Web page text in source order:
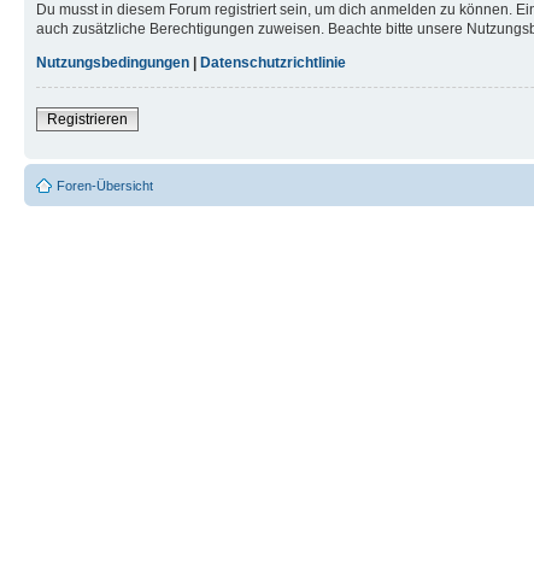
Du musst in diesem Forum registriert sein, um dich anmelden zu können.
auch zusätzliche Berechtigungen zuweisen. Beachte bitte unsere
Nutzungsbedingungen
Datenschutzrichtlinie
Registrieren
Foren-Übersicht